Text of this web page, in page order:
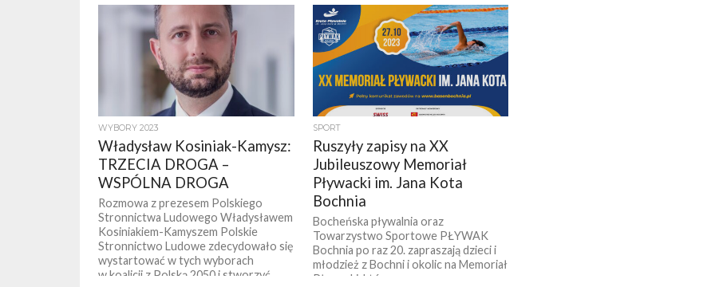
WYBORY 2023
Władysław Kosiniak-Kamysz:
TRZECIA DROGA –
WSPÓLNA DROGA
Rozmowa z prezesem Polskiego
Stronnictwa Ludowego Władysławem
Kosiniakiem-Kamyszem Polskie
Stronnictwo Ludowe zdecydowało się
wystartować w tych wyborach
w koalicji z Polską 2050 i stworzyć
SPORT
Ruszyły zapisy na XX
Jubileuszowy Memoriał
Pływacki im. Jana Kota
Bochnia
Bocheńska pływalnia oraz
Towarzystwo Sportowe PŁYWAK
Bochnia po raz 20. zapraszają dzieci i
młodzież z Bochni i okolic na Memoriał
Pływacki, któremu...